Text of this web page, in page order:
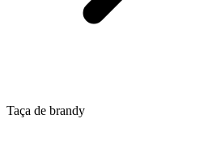
Taça de brandy